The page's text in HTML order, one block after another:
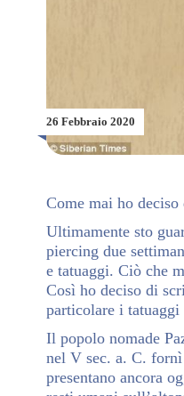
26 Febbraio 2020
Come mai ho
Ultimamente sto
piercing due
e tatuaggi. Ciò che
Così ho deciso di
particolare i
Il popolo nomade
nel V sec. a. C.
presentano ancora